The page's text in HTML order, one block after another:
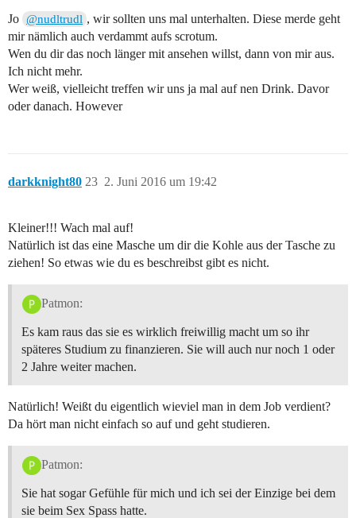
Jo @nudltrudl , wir sollten uns mal unterhalten. Diese merde geht
mir nämlich auch verdammt aufs scrotum.
Wen du dir das noch länger mit ansehen willst, dann von mir aus.
Ich nicht mehr.
Wer weiß, vielleicht treffen wir uns ja mal auf nen Drink. Davor
oder danach. However
darkknight80 2. Juni 2016 um 19:42
23
Kleiner!!! Wach mal auf!
Natürlich ist das eine Masche um dir die Kohle aus der Tasche zu
ziehen! So etwas wie du es beschreibst gibt es nicht.
Patmon:
Es kam raus das sie es wirklich freiwillig macht um so ihr
späteres Studium zu finanzieren. Sie will auch nur noch 1 oder
2 Jahre weiter machen.
Natürlich! Weißt du eigentlich wieviel man in dem Job verdient?
Da hört man nicht einfach so auf und geht studieren.
Patmon:
Sie hat sogar Gefühle für mich und ich sei der Einzige bei dem
sie beim Sex Spass hatte.